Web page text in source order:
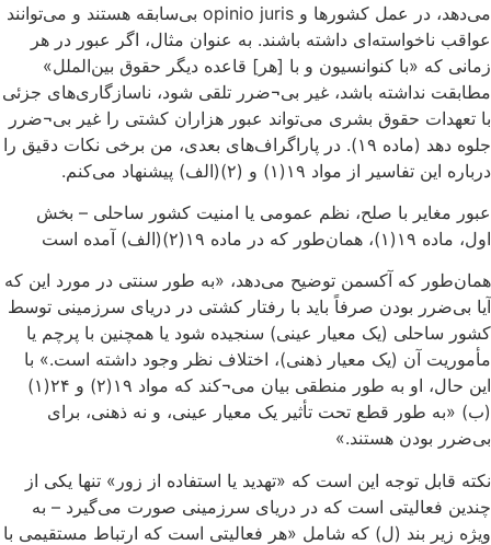
می‌دهد، در عمل کشورها و opinio juris بی‌سابقه هستند و می‌توانند
عواقب ناخواسته‌ای داشته باشند. به عنوان مثال، اگر عبور در هر
زمانی که «با کنوانسیون و با [هر] قاعده دیگر حقوق بین‌الملل»
مطابقت نداشته باشد، غیر بی¬ضرر تلقی شود، ناسازگاری‌های جزئی
با تعهدات حقوق بشری می‌تواند عبور هزاران کشتی را غیر بی¬ضرر
جلوه دهد (ماده ۱۹). در پاراگراف‌های بعدی، من برخی نکات دقیق را
درباره این تفاسیر از مواد ۱۹(۱) و (۲)(الف) پیشنهاد می‌کنم.
عبور مغایر با صلح، نظم عمومی یا امنیت کشور ساحلی – بخش
اول، ماده ۱۹(۱)، همان‌طور که در ماده ۱۹(۲)(الف) آمده است
همان‌طور که آکسمن توضیح می‌دهد، «به طور سنتی در مورد این که
آیا بی‌ضرر بودن صرفاً باید با رفتار کشتی در دریای سرزمینی توسط
کشور ساحلی (یک معیار عینی) سنجیده شود یا همچنین با پرچم یا
مأموریت آن (یک معیار ذهنی)، اختلاف نظر وجود داشته است.» با
این حال، او به طور منطقی بیان می¬کند که مواد ۱۹(۲) و ۲۴(۱)
(ب) «به طور قطع تحت تأثیر یک معیار عینی، و نه ذهنی، برای
بی‌ضرر بودن هستند.»
نکته قابل توجه این است که «تهدید یا استفاده از زور» تنها یکی از
چندین فعالیتی است که در دریای سرزمینی صورت می‌گیرد – به
ویژه زیر بند (ل) که شامل «هر فعالیتی است که ارتباط مستقیمی با